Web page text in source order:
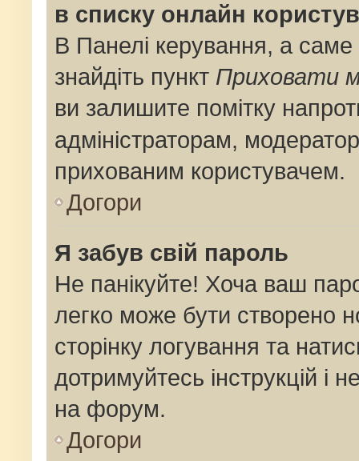
в списку онлайн
В Панелі керування, а
знайдіть пункт Приховати
ви залишите помітку
адміністраторам,
прихованим користувачем.
Догори
Я забув свій пароль
Не панікуйте! Хоча ваш
легко може бути створено
сторінку логування та
дотримуйтесь інструкцій і
на форум.
Догори